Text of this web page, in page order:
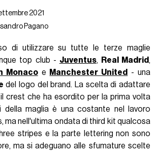
2021
Pagano
di utilizzare su tutte le terze maglie
top club - Juventus, Real Madrid ,
Monacoe Manchester United
- una
del logo del brand. La scelta di adattare
crest che ha esordito per la prima volta
della maglia è una costante nel lavoro
ma nell'ultima ondata di third kit qualcosa
stripes e la parte lettering non sono
ma si adeguano alle sfumature scelte